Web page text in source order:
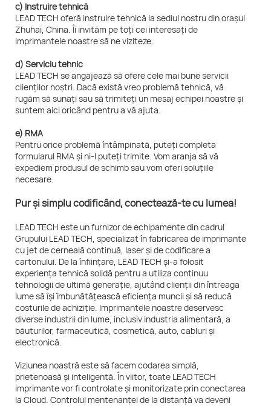
c) Instruire tehnică
LEAD TECH oferă instruire tehnică la sediul nostru din orașul
Zhuhai, China. Îi invităm pe toți cei interesați de
imprimantele noastre să ne viziteze.
d) Serviciu tehnic
LEAD TECH se angajează să ofere cele mai bune servicii
clienților noștri. Dacă există vreo problemă tehnică, vă
rugăm să sunați sau să trimiteți un mesaj echipei noastre și
suntem aici oricând pentru a vă ajuta.
e) RMA
Pentru orice problemă întâmpinată, puteți completa
formularul RMA și ni-l puteți trimite. Vom aranja să vă
expediem produsul de schimb sau vom oferi soluțiile
necesare.
Pur și simplu codificând, conectează-te cu lumea!
LEAD TECH este un furnizor de echipamente din cadrul
Grupului LEAD TECH, specializat în fabricarea de imprimante
cu jet de cerneală continuă, laser și de codificare a
cartonului. De la înființare, LEAD TECH și-a folosit
experiența tehnică solidă pentru a utiliza continuu
tehnologii de ultimă generație, ajutând clienții din întreaga
lume să își îmbunătățească eficiența muncii și să reducă
costurile de achiziție. Imprimantele noastre deservesc
diverse industrii din lume, inclusiv industria alimentară, a
băuturilor, farmaceutică, cosmetică, auto, cabluri și
electronică.
Viziunea noastră este să facem codarea simplă,
prietenoasă și inteligentă. În viitor, toate LEAD TECH
imprimante vor fi controlate și monitorizate prin conectarea
la Cloud. Controlul mentenanței de la distanță va deveni